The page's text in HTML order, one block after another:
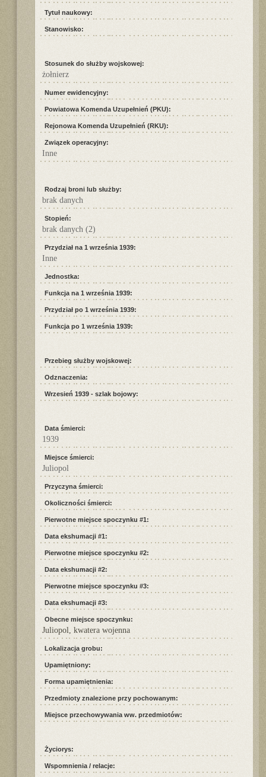
Tytuł naukowy:
Stanowisko:
Stosunek do służby wojskowej:
żołnierz
Numer ewidencyjny:
Powiatowa Komenda Uzupełnień (PKU):
Rejonowa Komenda Uzupełnień (RKU):
Związek operacyjny:
Inne
Rodzaj broni lub służby:
brak danych
Stopień:
brak danych (2)
Przydział na 1 września 1939:
Inne
Jednostka:
Funkcja na 1 września 1939:
Przydział po 1 września 1939:
Funkcja po 1 września 1939:
Przebieg służby wojskowej:
Odznaczenia:
Wrzesień 1939 - szlak bojowy:
Data śmierci:
1939
Miejsce śmierci:
Juliopol
Przyczyna śmierci:
Okoliczności śmierci:
Pierwotne miejsce spoczynku #1:
Data ekshumacji #1:
Pierwotne miejsce spoczynku #2:
Data ekshumacji #2:
Pierwotne miejsce spoczynku #3:
Data ekshumacji #3:
Obecne miejsce spoczynku:
Juliopol, kwatera wojenna
Lokalizacja grobu:
Upamiętniony:
Forma upamiętnienia:
Przedmioty znalezione przy pochowanym:
Miejsce przechowywania ww. przedmiotów:
Życiorys:
Wspomnienia / relacje: